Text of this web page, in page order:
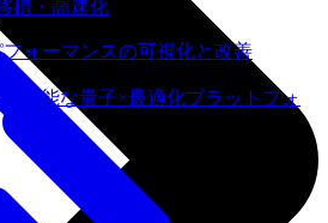
ォーマンスの可視化と改善
可能な量子×最適化プラットフォ
植・高速化